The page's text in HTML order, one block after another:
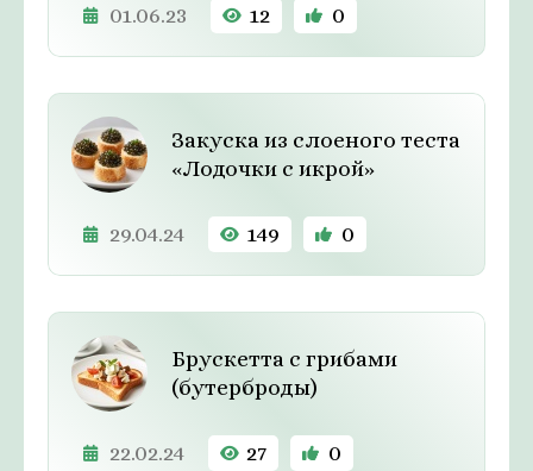
01.06.23 12 0
Закуска из слоеного теста
«Лодочки с икрой»
29.04.24 149 0
Брускетта с грибами
(бутерброды)
22.02.24 27 0